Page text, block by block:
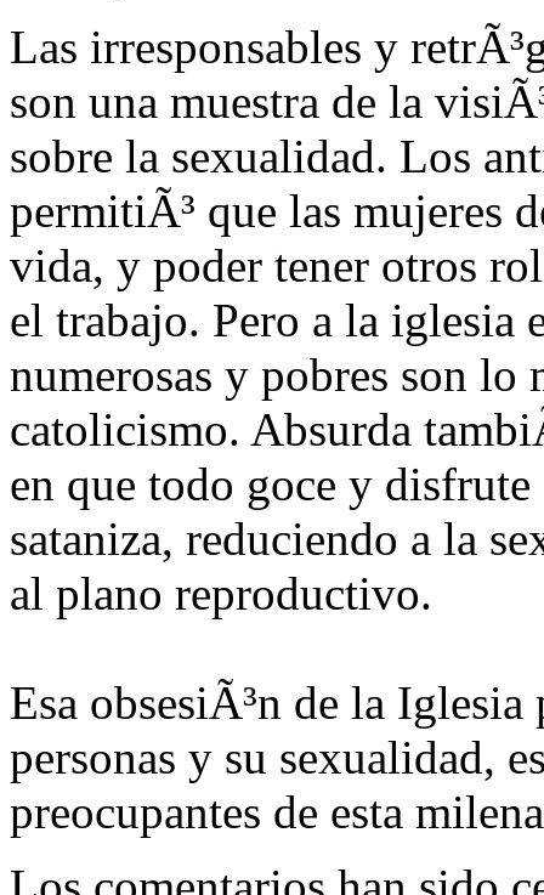
Las irresponsables y
son una muestra de la
sobre la sexualidad. Los
permitiÃ³ que las mujeres
vida, y poder tener otros
el trabajo. Pero a la iglesia
numerosas y pobres son lo
catolicismo. Absurda
en que todo goce y
sataniza, reduciendo a la
al plano reproductivo.
Esa obsesiÃ³n de la
personas y su sexualidad,
preocupantes de esta